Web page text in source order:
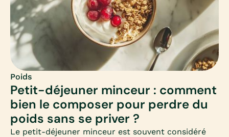
Poids
Petit-déjeuner minceur : comment
bien le composer pour perdre du
poids sans se priver ?
Le petit-déjeuner minceur est souvent considéré